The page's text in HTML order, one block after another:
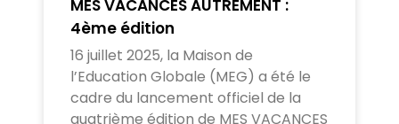
MES VACANCES AUTREMENT :
4ème édition
16 juillet 2025, la Maison de
l’Education Globale (MEG) a été le
cadre du lancement officiel de la
quatrième édition de MES VACANCES